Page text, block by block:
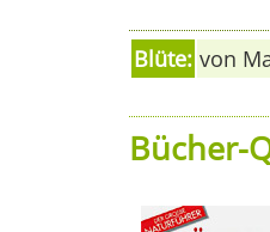
Blüte: von
Bücher-